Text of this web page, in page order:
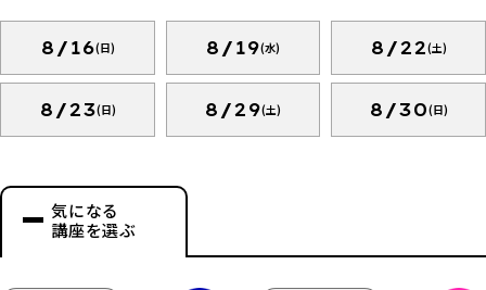
8/16(日) 8/19(水) 8/22(土)
8/23(日) 8/29(土) 8/30(日)
気になる
講座を選ぶ